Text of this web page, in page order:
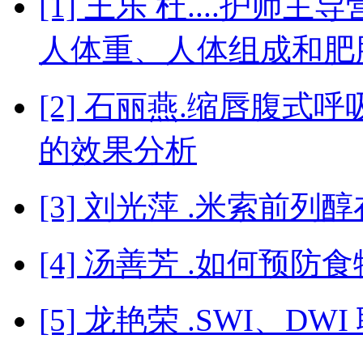
人体重、人体组成和
[2] 石丽燕.缩唇腹式呼
的效果分析
[3] 刘光萍 .米索前列
[4] 汤善芳 .如何预防
[5] 龙艳荣 .SWI、DWI